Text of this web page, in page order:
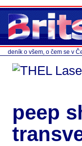
deník o všem, o čem se v
peep